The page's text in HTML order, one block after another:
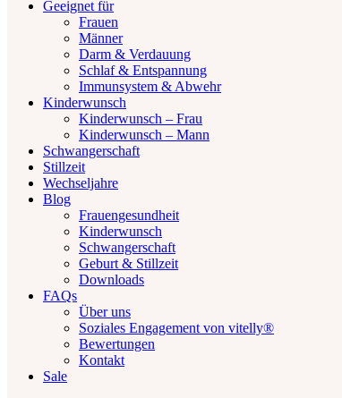
Geeignet für
Frauen
Männer
Darm & Verdauung
Schlaf & Entspannung
Immunsystem & Abwehr
Kinderwunsch
Kinderwunsch – Frau
Kinderwunsch – Mann
Schwangerschaft
Stillzeit
Wechseljahre
Blog
Frauengesundheit
Kinderwunsch
Schwangerschaft
Geburt & Stillzeit
Downloads
FAQs
Über uns
Soziales Engagement von vitelly®
Bewertungen
Kontakt
Sale